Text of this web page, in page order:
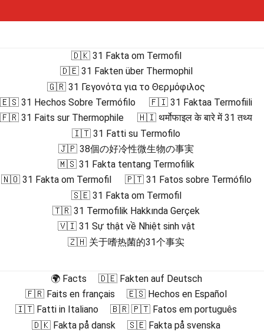
🇩🇰 31 Fakta om Termofil
🇩🇪 31 Fakten über Thermophil
🇬🇷 31 Γεγονότα για το Θερμόφιλος
🇪🇸 31 Hechos Sobre Termófilo
🇫🇮 31 Faktaa Termofiili
🇫🇷 31 Faits sur Thermophile
🇭🇮 थर्मोफाइल के बारे में 31 तथ्य
🇮🇹 31 Fatti su Termofilo
🇯🇵 38個の好冷性微生物の事実
🇲🇸 31 Fakta tentang Termofilik
🇳🇴 31 Fakta om Termofil
🇵🇹 31 Fatos sobre Termófilo
🇸🇪 31 Fakta om Termofil
🇹🇷 31 Termofilik Hakkında Gerçek
🇻🇮 31 Sự thật về Nhiệt sinh vật
🇿🇭 关于嗜热菌的31个事实
🌍 Facts
🇩🇪 Fakten auf Deutsch
🇫🇷 Faits en français
🇪🇸 Hechos en Español
🇮🇹 Fatti in Italiano
🇧🇷 🇵🇹 Fatos em português
🇩🇰 Fakta på dansk
🇸🇪 Fakta på svenska